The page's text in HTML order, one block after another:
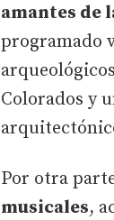
amantes de
programado
Colorados y
Por otra
musicales,